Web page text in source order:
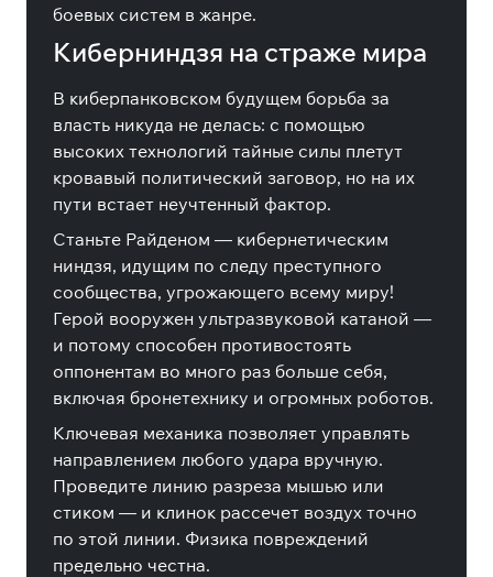
боевых систем в жанре.
Киберниндзя на страже мира
В киберпанковском будущем борьба за
власть никуда не делась: с помощью
высоких технологий тайные силы плетут
кровавый политический заговор, но на их
пути встает неучтенный фактор.
Станьте Райденом — кибернетическим
ниндзя, идущим по следу преступного
сообщества, угрожающего всему миру!
Герой вооружен ультразвуковой катаной —
и потому способен противостоять
оппонентам во много раз больше себя,
включая бронетехнику и огромных роботов.
Ключевая механика позволяет управлять
направлением любого удара вручную.
Проведите линию разреза мышью или
стиком — и клинок рассечет воздух точно
по этой линии. Физика повреждений
предельно честна.